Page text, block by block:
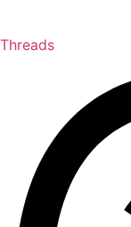
Threads